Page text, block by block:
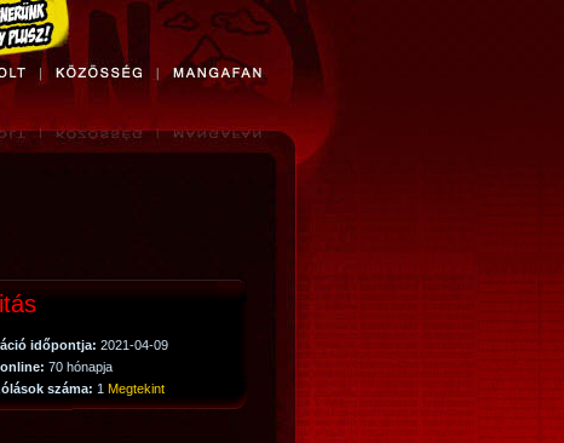
időpontja: 2021-04-09
70 hónapja
száma: 1 Megtekint